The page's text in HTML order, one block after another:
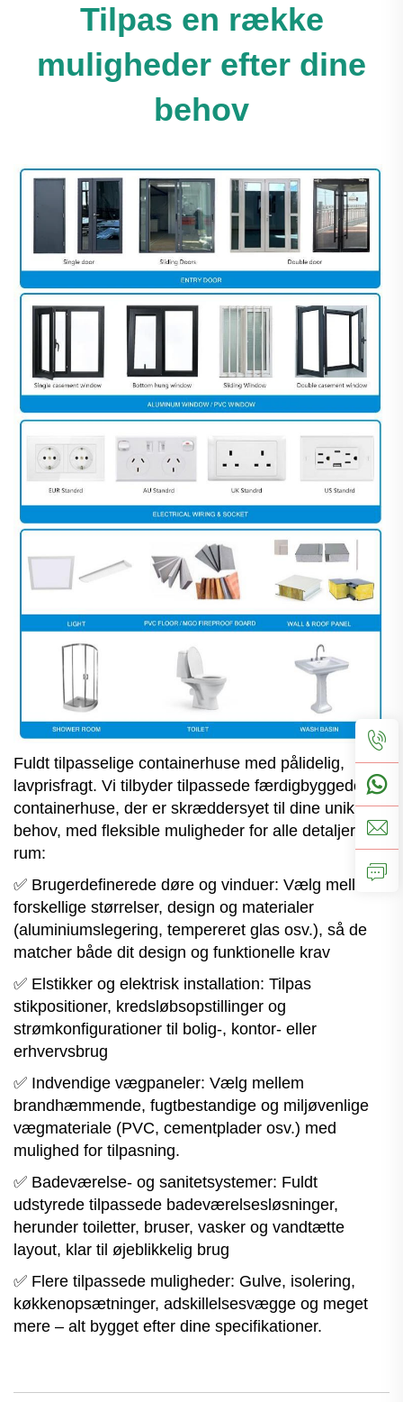
Tilpas en række
muligheder efter dine
behov
Fuldt tilpasselige containerhuse med pålidelig,
lavprisfragt. Vi tilbyder tilpassede færdigbyggede
containerhuse, der er skræddersyet til dine unikke
behov, med fleksible muligheder for alle detaljer i dit
rum:
✅ Brugerdefinerede døre og vinduer: Vælg mellem
forskellige størrelser, design og materialer
(aluminiumslegering, tempereret glas osv.), så de
matcher både dit design og funktionelle krav
✅ Elstikker og elektrisk installation: Tilpas
stikpositioner, kredsløbsopstillinger og
strømkonfigurationer til bolig-, kontor- eller
erhvervsbrug
✅ Indvendige vægpaneler: Vælg mellem
brandhæmmende, fugtbestandige og miljøvenlige
vægmateriale (PVC, cementplader osv.) med
mulighed for tilpasning.
✅ Badeværelse- og sanitetsystemer: Fuldt
udstyrede tilpassede badeværelsesløsninger,
herunder toiletter, bruser, vasker og vandtætte
layout, klar til øjeblikkelig brug
✅ Flere tilpassede muligheder: Gulve, isolering,
køkkenopsætninger, adskillelsesvægge og meget
mere – alt bygget efter dine specifikationer.